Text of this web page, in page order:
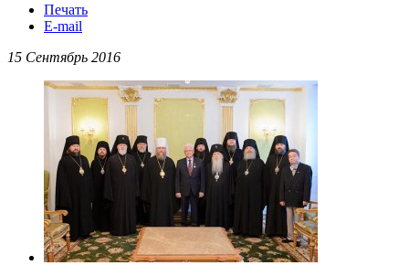
Печать
E-mail
15 Сентябрь 2016